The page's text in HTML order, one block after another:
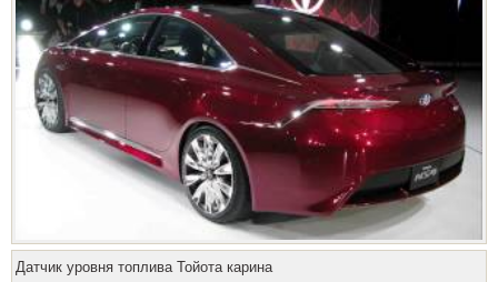
Датчик уровня топлива Тойота карина